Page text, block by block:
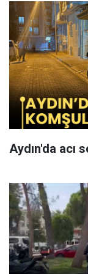
Aydın'da acı